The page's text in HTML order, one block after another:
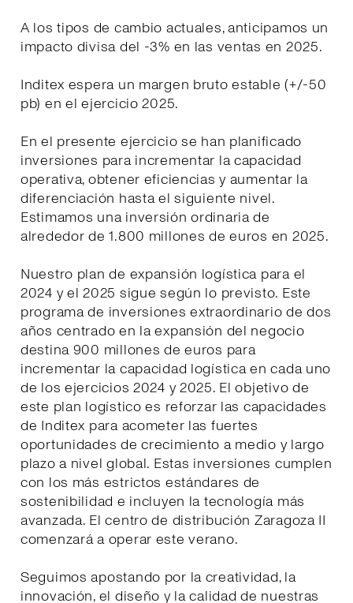
A los tipos de cambio actuales, anticipamos un
impacto divisa del -3% en las ventas en 2025.
Inditex espera un margen bruto estable (+/-50
pb) en el ejercicio 2025.
En el presente ejercicio se han planificado
inversiones para incrementar la capacidad
operativa, obtener eficiencias y aumentar la
diferenciación hasta el siguiente nivel.
Estimamos una inversión ordinaria de
alrededor de 1.800 millones de euros en 2025.
Nuestro plan de expansión logística para el
2024 y el 2025 sigue según lo previsto. Este
programa de inversiones extraordinario de dos
años centrado en la expansión del negocio
destina 900 millones de euros para
incrementar la capacidad logística en cada uno
de los ejercicios 2024 y 2025. El objetivo de
este plan logístico es reforzar las capacidades
de Inditex para acometer las fuertes
oportunidades de crecimiento a medio y largo
plazo a nivel global. Estas inversiones cumplen
con los más estrictos estándares de
sostenibilidad e incluyen la tecnología más
avanzada. El centro de distribución Zaragoza II
comenzará a operar este verano.
Seguimos apostando por la creatividad, la
innovación, el diseño y la calidad de nuestras